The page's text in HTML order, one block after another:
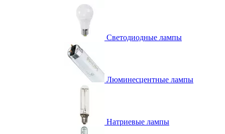
Светодиодные лампы
Люминесцентные лампы
Натриевые лампы